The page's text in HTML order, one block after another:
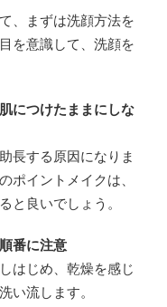
、まずは洗顔方法を
を意識して、洗顔を
につけたままにしな
長する原因になりま
ポイントメイクは、
と良いでしょう。
番に注意
はじめ、乾燥を感じ
い流します。